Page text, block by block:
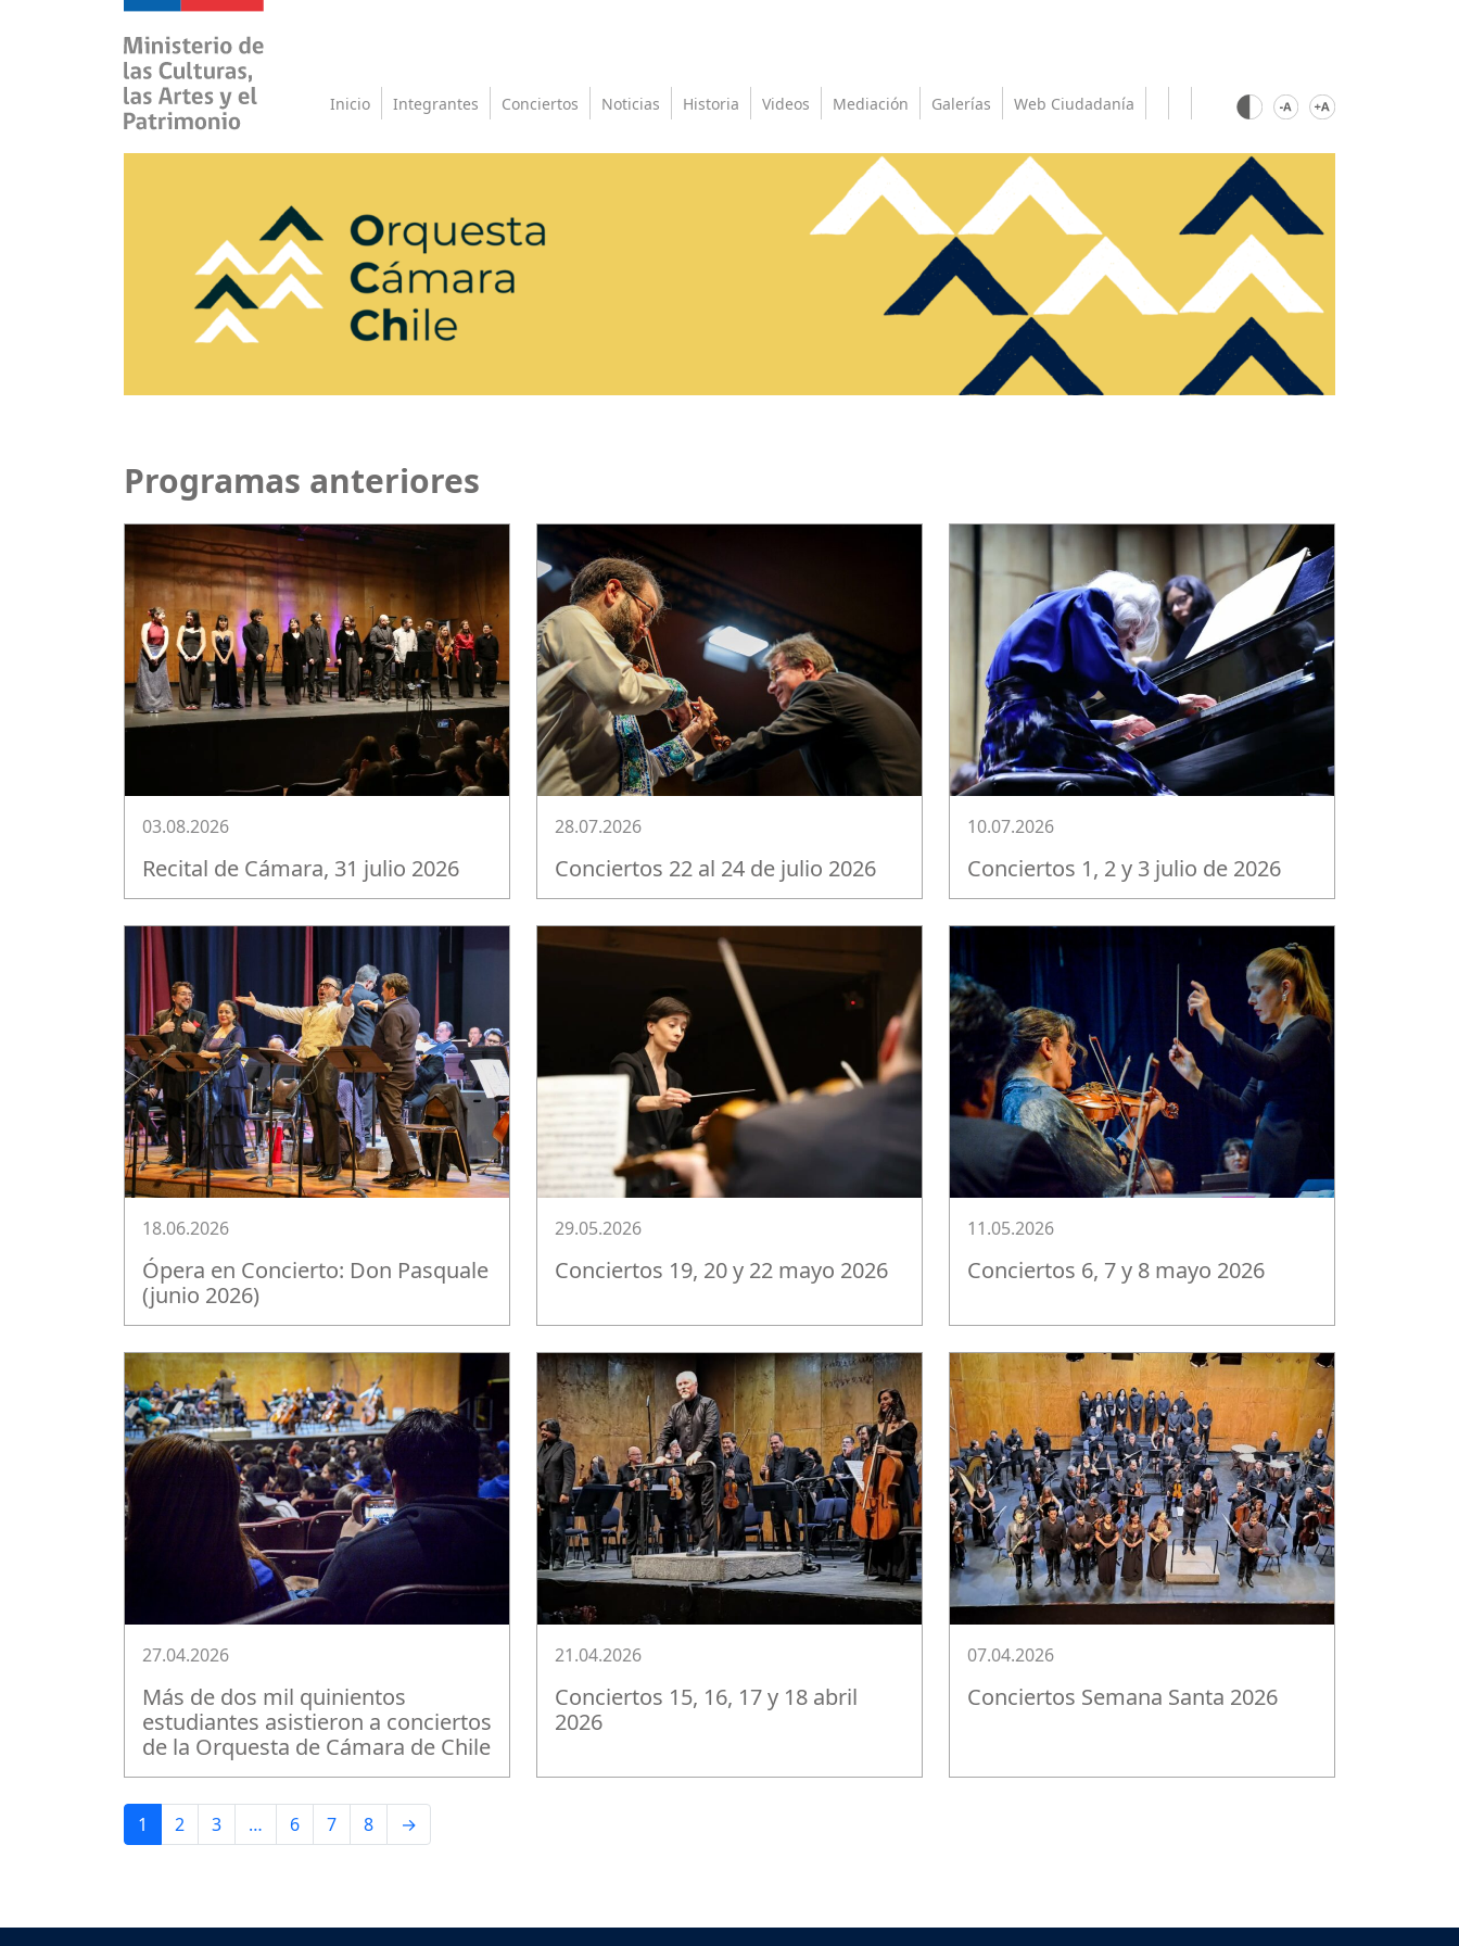
Inicio Integrantes Conciertos Noticias Historia Videos Mediación Galerías Web Ciudadanía
Programas anteriores
03.08.2026
Recital de Cámara, 31 julio 2026
28.07.2026
Conciertos 22 al 24 de julio 2026
10.07.2026
Conciertos 1, 2 y 3 julio de 2026
18.06.2026
Ópera en Concierto: Don Pasquale
(junio 2026)
29.05.2026
Conciertos 19, 20 y 22 mayo 2026
11.05.2026
Conciertos 6, 7 y 8 mayo 2026
27.04.2026
Más de dos mil quinientos
estudiantes asistieron a conciertos
de la Orquesta de Cámara de Chile
21.04.2026
Conciertos 15, 16, 17 y 18 abril
2026
07.04.2026
Conciertos Semana Santa 2026
1 2 3 … 6 7 8 →